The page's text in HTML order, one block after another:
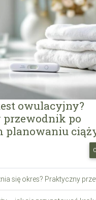
owulacyjny?
po
planowaniu